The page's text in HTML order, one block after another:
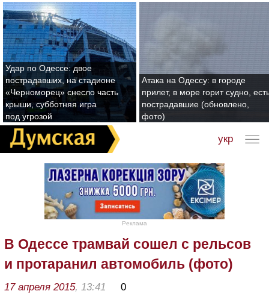
Удар по Одессе: двое
пострадавших, на стадионе
«Черноморец» снесло часть
крыши, субботняя игра
под угрозой
Атака на Одессу: в городе
прилет, в море горит судно,
пострадавшие (обновлено,
фото)
укр
Реклама
В Одессе трамвай сошел с рельсов
и протаранил автомобиль (фото)
17 апреля 2015, 13:41 0